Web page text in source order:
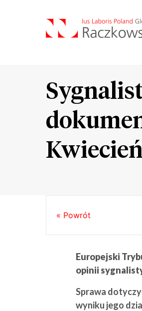
Kwiecień
« Powrót
Europejski
opinii
Sprawa
wyniku jego